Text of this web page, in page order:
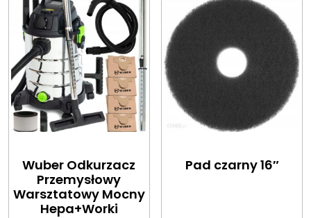
Wuber Odkurzacz
Przemysłowy
Warsztatowy Mocny
Hepa+Worki
Pad czarny 16″